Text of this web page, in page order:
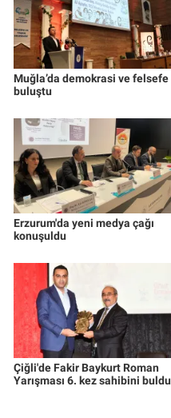
Muğla’da demokrasi ve felsefe
buluştu
Erzurum'da yeni medya çağı
konuşuldu
Çiğli'de Fakir Baykurt Roman
Yarışması 6. kez sahibini buldu